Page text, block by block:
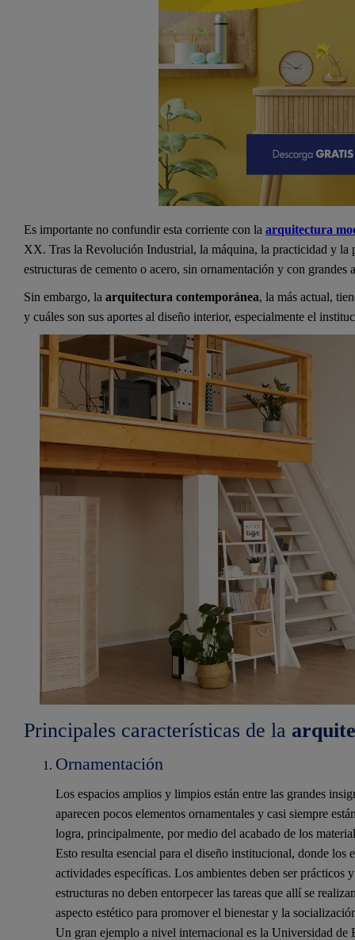
Es importante no confundir esta corriente con la arquitectura
XX. Tras la Revolución Industrial, la máquina, la practicidad y la
estructuras de cemento o acero, sin ornamentación y con
Sin embargo, la arquitectura contemporánea, la más actual,
y cuáles son sus aportes al diseño interior, especialmente el
Principales características de la
Ornamentación
Los espacios amplios y limpios están entre las grandes
aparecen pocos elementos ornamentales y casi siempre
logra, principalmente, por medio del acabado de los
Esto resulta esencial para el diseño institucional, donde los
actividades específicas. Los ambientes deben ser
estructuras no deben entorpecer las tareas que allí se
aspecto estético para promover el bienestar y la
Un gran ejemplo a nivel internacional es la Universidad